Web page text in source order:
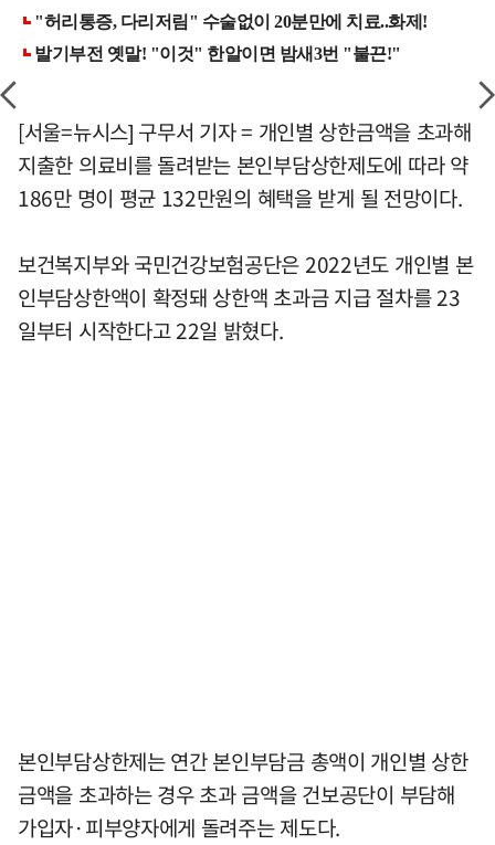
[서울=뉴시스] 구무서 기자 = 개인별 상한금액을 초과해
지출한 의료비를 돌려받는 본인부담상한제도에 따라 약
186만 명이 평균 132만원의 혜택을 받게 될 전망이다.
보건복지부와 국민건강보험공단은 2022년도 개인별 본
인부담상한액이 확정돼 상한액 초과금 지급 절차를 23
일부터 시작한다고 22일 밝혔다.
본인부담상한제는 연간 본인부담금 총액이 개인별 상한
금액을 초과하는 경우 초과 금액을 건보공단이 부담해
가입자·피부양자에게 돌려주는 제도다.